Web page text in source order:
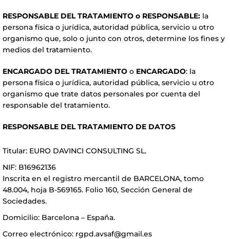
RESPONSABLE DEL TRATAMIENTO o RESPONSABLE: la
persona física o jurídica, autoridad pública, servicio u otro
organismo que, solo o junto con otros, determine los fines y
medios del tratamiento.
ENCARGADO DEL TRATAMIENTO o ENCARGADO: la
persona física o jurídica, autoridad pública, servicio u otro
organismo que trate datos personales por cuenta del
responsable del tratamiento.
RESPONSABLE DEL TRATAMIENTO DE DATOS
Titular: EURO DAVINCI CONSULTING SL.
NIF: B16962136
Inscrita en el registro mercantil de BARCELONA, tomo
48.004, hoja B-569165. Folio 160, Sección General de
Sociedades.
Domicilio: Barcelona – España.
Correo electrónico: rgpd.avsaf@gmail.es